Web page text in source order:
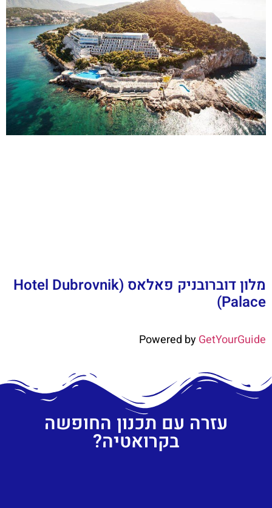
מלון דוברובניק פאלאס (Hotel Dubrovnik
Palace)
Powered byGetYourGuide
עזרה עם תכנון החופשה
בקרואטיה?